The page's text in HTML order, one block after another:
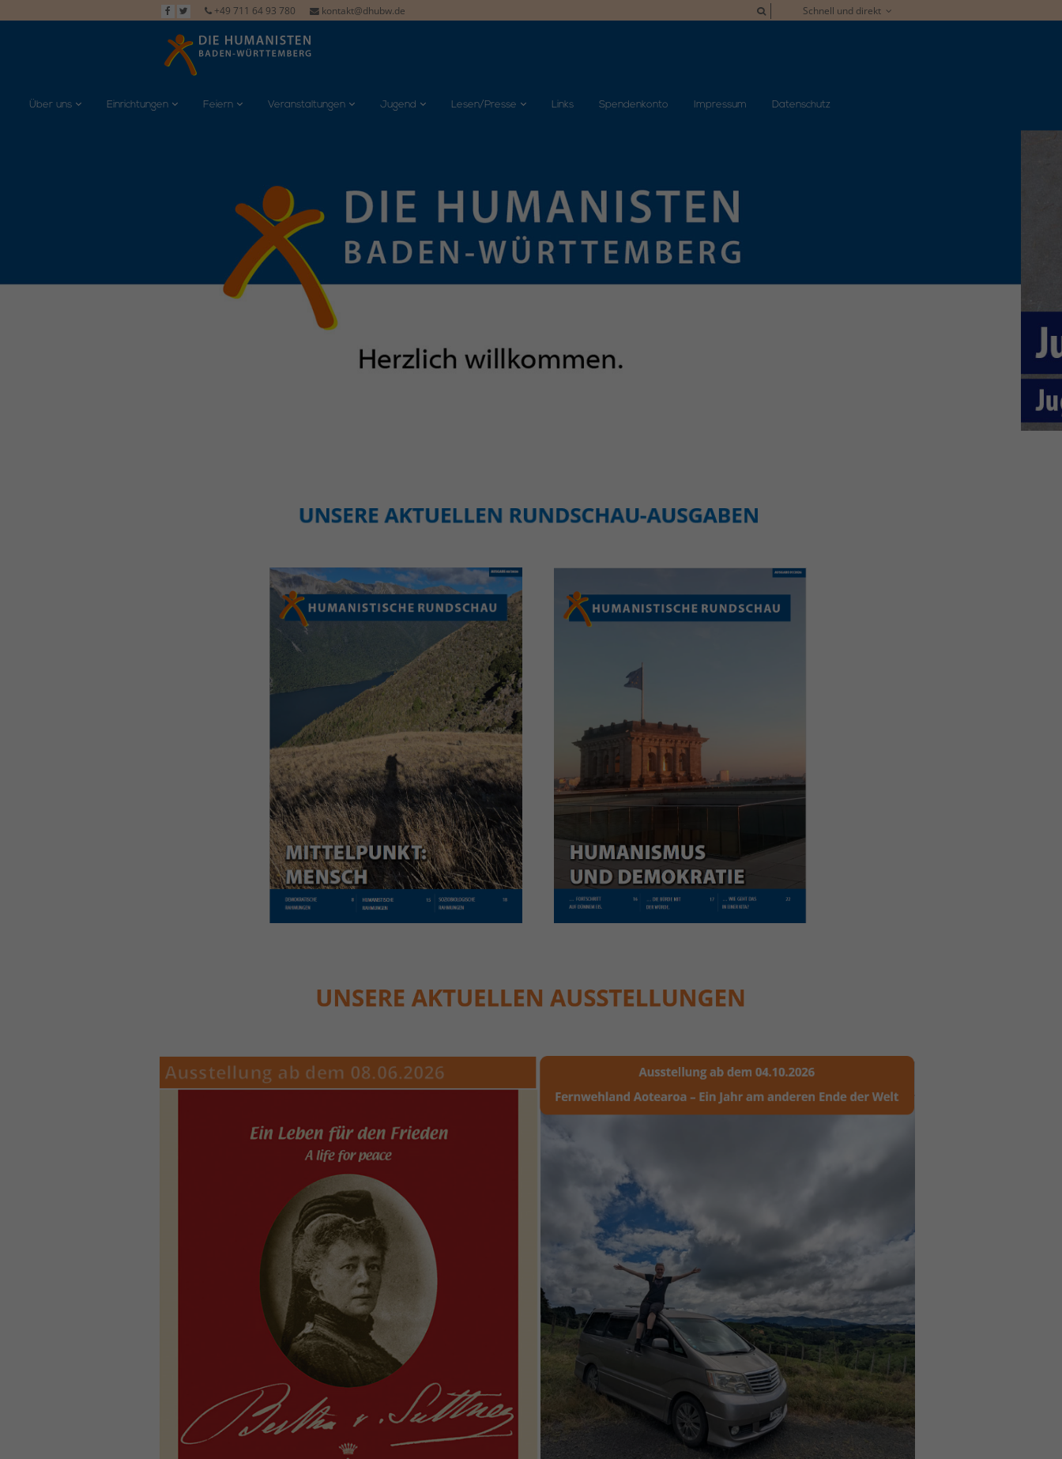
+49 711 64 93 780 kontakt@dhubw.de Schnell und direkt
Über uns Einrichtungen Feiern Veranstaltungen Jugend Lesen/Presse Links Spendenkonto Impressum Datenschutz